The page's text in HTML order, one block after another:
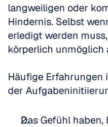
langweiligen oder
Hindernis. Selbst
erledigt werden
körperlich unmöglich
Häufige Erfahrungen
der
Das Gefühl haben,